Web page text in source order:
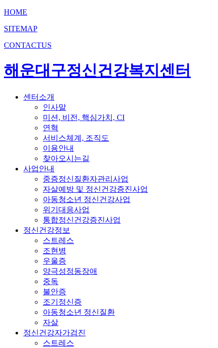
HOME
SITEMAP
CONTACTUS
해운대구정신건강복지센터
센터소개
인사말
미션, 비전, 핵심가치, CI
연혁
서비스체계, 조직도
이용안내
찾아오시는길
사업안내
중증정신질환자관리사업
자살예방 및 정신건강증진사업
아동청소년 정신건강사업
위기대응사업
통합정신건강증진사업
정신건강정보
스트레스
조현병
우울증
양극성정동장애
중독
불안증
조기정신증
아동청소년 정신질환
자살
정신건강자가검진
스트레스